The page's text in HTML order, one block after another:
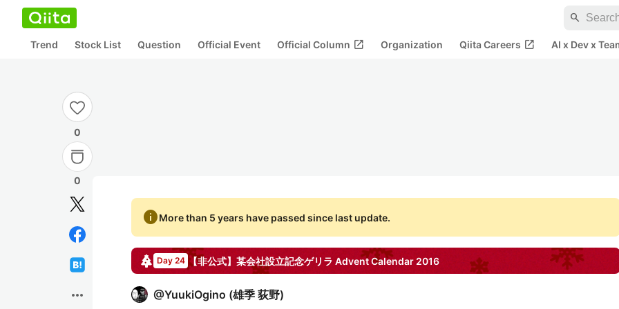
search
Trend Stock List Question Official Event Official Column open_in_new Organization Qiita Careers open_in_new AI x Dev x
0
0
more_horiz
infoMore than 5 years have passed since last update.
Day 24 【非公式】某会社設立記念ゲリラ Advent Calendar 2016
@YuukiOgino (雄季 荻野)